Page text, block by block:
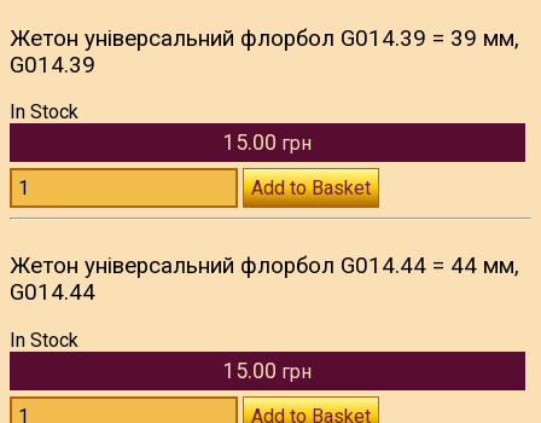
Жетон універсальний флорбол G014.39 = 39 мм,
G014.39
In Stock
15.00 грн
Add to Basket
Жетон універсальний флорбол G014.44 = 44 мм,
G014.44
In Stock
15.00 грн
Add to Basket